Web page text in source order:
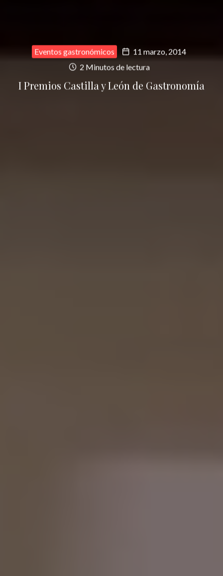
Eventos gastronómicos
11 marzo, 2014
2 Minutos de lectura
I Premios Castilla y León de Gastronomía